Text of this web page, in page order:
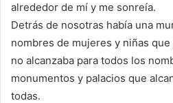
alrededor de mí y me sonreía.
Detrás de nosotras había una
nombres de mujeres y niñas
no alcanzaba para todos los
monumentos y palacios que
todas.